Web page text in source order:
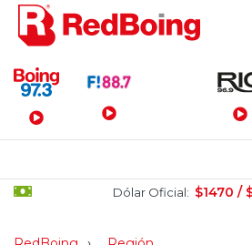
Menú Principal
Dólar Oficial: $1470 / $1520